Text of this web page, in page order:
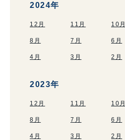
2024年
12月 11月 10月
8月 7月 6月
4月 3月 2月
2023年
12月 11月 10月
8月 7月 6月
4月 3月 2月